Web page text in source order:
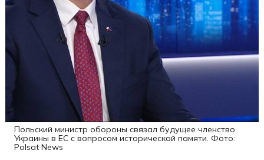
Польский министр обороны связал будущее членство
Украины в ЕС с вопросом исторической памяти. Фото:
Polsat News